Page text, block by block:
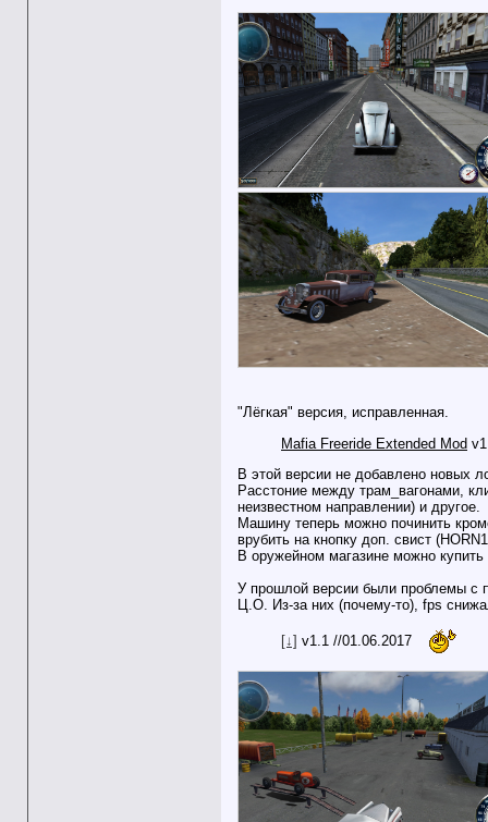
"Лёгкая" версия, исправленная.
Mafia Freeride Extended Mod
В этой версии не добавлено новых
Расстоние между трам_вагонами,
неизвестном направлении) и другое.
Машину теперь можно починить
врубить на кнопку доп. свист
В оружейном магазине можно
У прошлой версии были проблемы с
Ц.О. Из-за них (почему-то), fps
[↓] v1.1 //01.06.2017